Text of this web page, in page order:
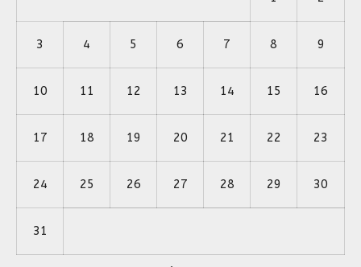
3 4 5 6 7 8 9
10 11 12 13 14 15 16
17 18 19 20 21 22 23
24 25 26 27 28 29 30
31